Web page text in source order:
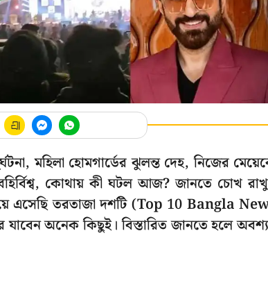
মহিলা হোমগার্ডের ঝুলন্ত দেহ, নিজের
বহির্বিশ্ব, কোথায় কী ঘটল আজ? জানতে চোখ
তরতাজা দশটি (Top 10 Bangla
অনেক কিছুই। বিস্তারিত জানতে হলে